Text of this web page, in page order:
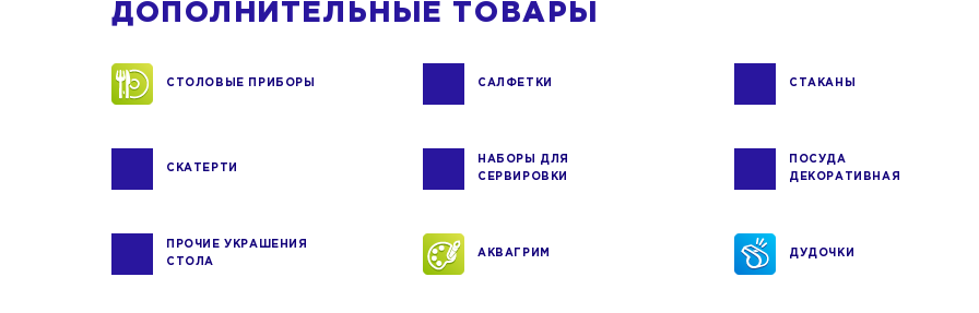
ДОПОЛНИТЕЛЬНЫЕ ТОВАРЫ
СТОЛОВЫЕ ПРИБОРЫ САЛФЕТКИ СТАКАНЫ
СКАТЕРТИ
НАБОРЫ ДЛЯ
СЕРВИРОВКИ
ПОСУДА
ДЕКОРАТИВНАЯ
ПРОЧИЕ УКРАШЕНИЯ
СТОЛА
АКВАГРИМ ДУДОЧКИ